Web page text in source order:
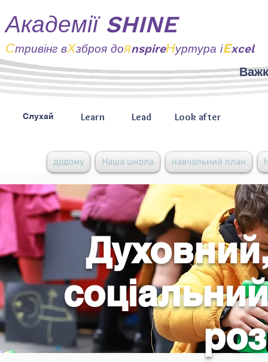
Академії SHINE
Стривінг вХзброя дояnspireНуртура іExcel
Слухай Learn Lead Look after
додому Наша школа навчальний план